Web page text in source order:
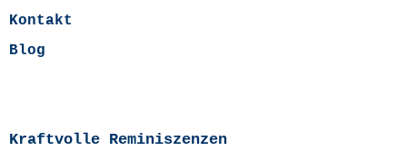
Kontakt
Blog
Kraftvolle Reminiszenzen